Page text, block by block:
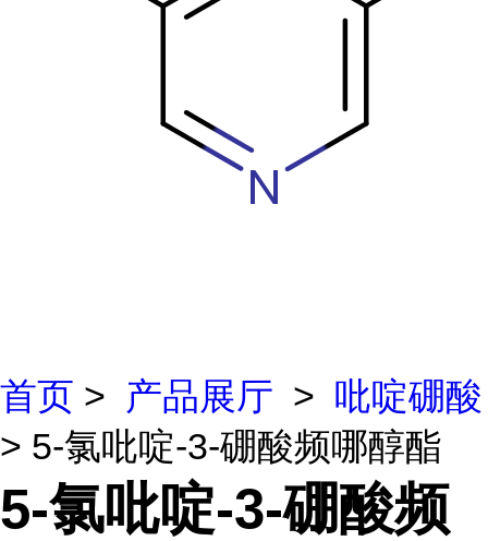
首页 > 产品展厅 > 吡啶硼酸
> 5-氯吡啶-3-硼酸频哪醇酯
5-氯吡啶-3-硼酸频